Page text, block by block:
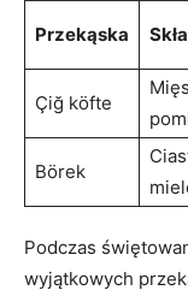
Przekąska
Çiğ köfte
Börek
Podczas
wyjątkowych